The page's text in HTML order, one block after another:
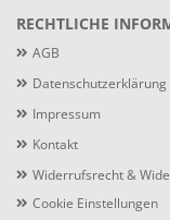
RECHTLICHE
AGB
Datenschutzerklärung
Impressum
Kontakt
Widerrufsrecht &
Cookie Einstellungen